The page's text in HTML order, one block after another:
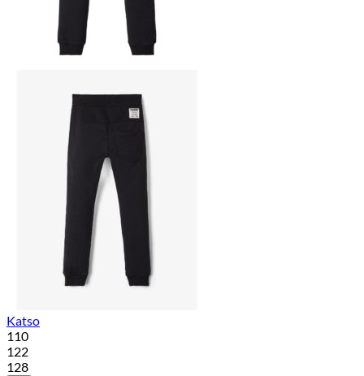
Katso
110
122
128